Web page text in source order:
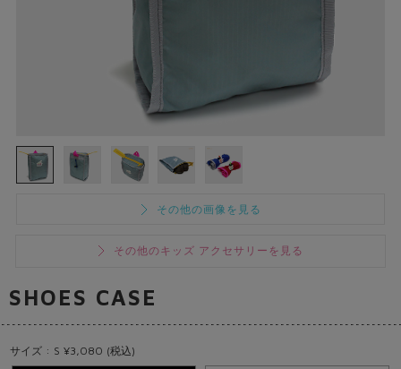
その他の画像を見る
その他のキッズ アクセサリーを見る
SHOES CASE
サイズ : S ¥3,080 (税込)